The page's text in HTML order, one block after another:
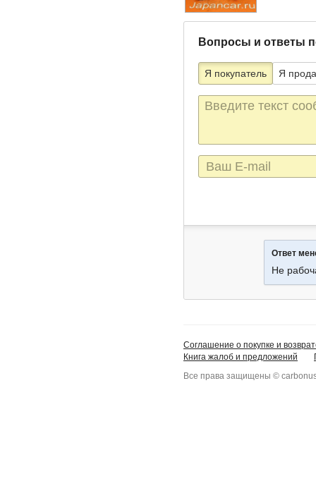
Вопросы и ответы
Я покупатель Я
Текст
сообщения
E-
mail
Ответ
Не
Соглашение о покупке и
Книга жалоб и предложений
Все права защищены ©